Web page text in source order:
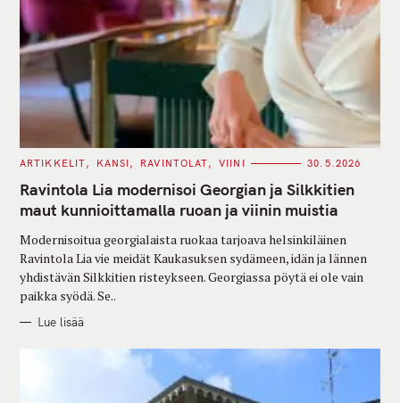
C
T
E
G
O
I
E
S
ARTIKKELIT KANSI RAVINTOLAT VIINI 30.5.2026
Ravintola Lia modernisoi Georgian ja Silkkitien
maut kunnioittamalla ruoan ja viinin muistia
Modernisoitua georgialaista ruokaa tarjoava helsinkiläinen
Ravintola Lia vie meidät Kaukasuksen sydämeen, idän ja lännen
yhdistävän Silkkitien risteykseen. Georgiassa pöytä ei ole vain
paikka syödä. Se..
Lue lisää